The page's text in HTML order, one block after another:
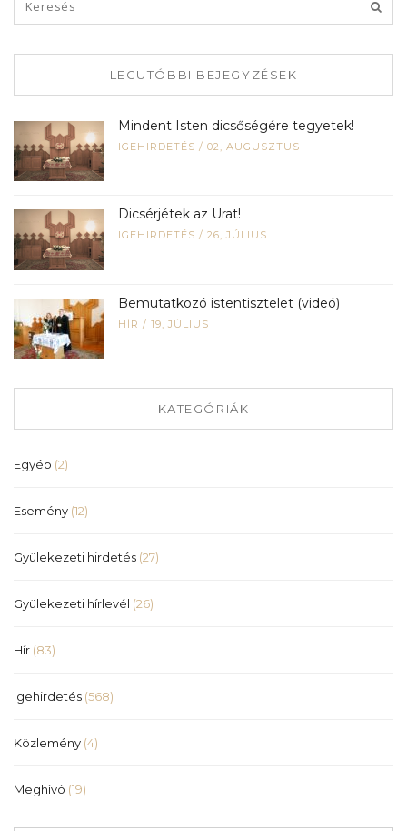
LEGUTÓBBI BEJEGYZÉSEK
Mindent Isten dicsőségére tegyetek!
IGEHIRDETÉS / 02, AUGUSZTUS
Dicsérjétek az Urat!
IGEHIRDETÉS / 26, JÚLIUS
Bemutatkozó istentisztelet (videó)
HÍR / 19, JÚLIUS
KATEGÓRIÁK
Egyéb (2)
Esemény (12)
Gyülekezeti hirdetés (27)
Gyülekezeti hírlevél (26)
Hír (83)
Igehirdetés (568)
Közlemény (4)
Meghívó (19)